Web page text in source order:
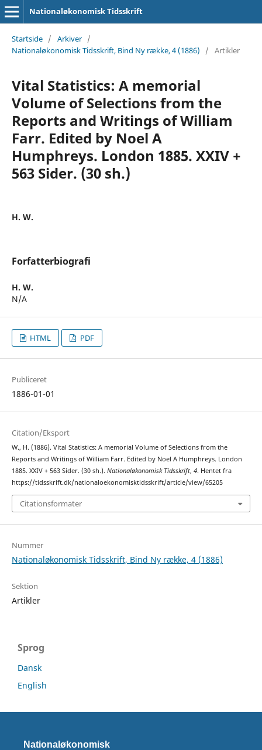
Nationaløkonomisk Tidsskrift
Startside / Arkiver /
Nationaløkonomisk Tidsskrift, Bind Ny række, 4 (1886)
/ Artikler
Vital Statistics: A memorial
Volume of Selections from the
Reports and Writings of William
Farr. Edited by Noel A
Humphreys. London 1885. XXIV +
563 Sider. (30 sh.)
H. W.
Forfatterbiografi
H. W.
N/A
HTML PDF
Publiceret
1886-01-01
Citation/Eksport
W., H. (1886). Vital Statistics: A memorial Volume of Selections from the
Reports and Writings of William Farr. Edited by Noel A Humphreys. London
1885. XXIV + 563 Sider. (30 sh.). Nationaløkonomisk Tidsskrift, 4. Hentet fra
https://tidsskrift.dk/nationaloekonomisktidsskrift/article/view/65205
Citationsformater
Nummer
Nationaløkonomisk Tidsskrift, Bind Ny række, 4 (1886)
Sektion
Artikler
Sprog
Dansk
English
Nationaløkonomisk